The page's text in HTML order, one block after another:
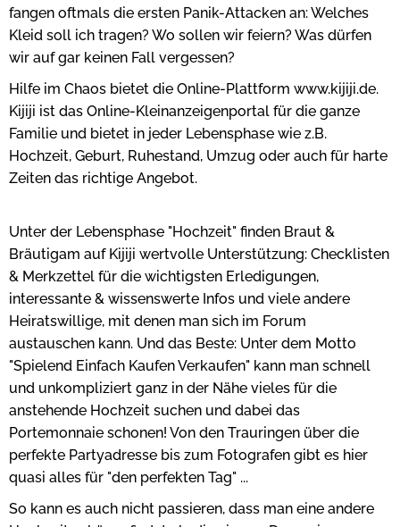
fangen oftmals die ersten Panik-Attacken an: Welches
Kleid soll ich tragen? Wo sollen wir feiern? Was dürfen
wir auf gar keinen Fall vergessen?
Hilfe im Chaos bietet die Online-Plattform www.kijiji.de.
Kijiji ist das Online-Kleinanzeigenportal für die ganze
Familie und bietet in jeder Lebensphase wie z.B.
Hochzeit, Geburt, Ruhestand, Umzug oder auch für harte
Zeiten das richtige Angebot.
Unter der Lebensphase "Hochzeit" finden Braut &
Bräutigam auf Kijiji wertvolle Unterstützung: Checklisten
& Merkzettel für die wichtigsten Erledigungen,
interessante & wissenswerte Infos und viele andere
Heiratswillige, mit denen man sich im Forum
austauschen kann. Und das Beste: Unter dem Motto
"Spielend Einfach Kaufen Verkaufen" kann man schnell
und unkompliziert ganz in der Nähe vieles für die
anstehende Hochzeit suchen und dabei das
Portemonnaie schonen! Von den Trauringen über die
perfekte Partyadresse bis zum Fotografen gibt es hier
quasi alles für "den perfekten Tag" ...
So kann es auch nicht passieren, dass man eine andere